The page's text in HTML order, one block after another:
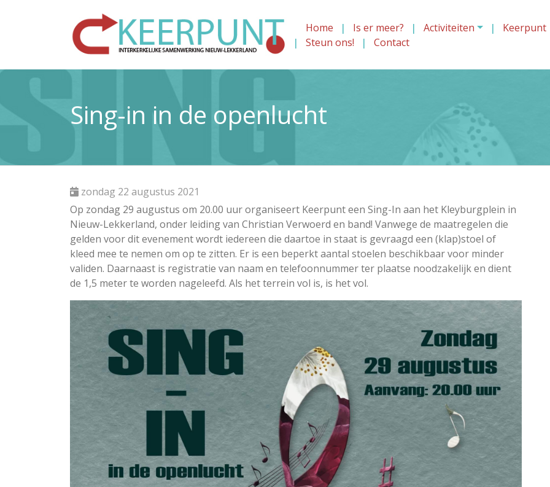
Home Is er meer? Activiteiten Keerpunt
Steun ons!
Contact
Sing-in in de openlucht
zondag 22 augustus 2021
Op zondag 29 augustus om 20.00 uur organiseert Keerpunt een Sing-In aan het Kleyburgplein in
Nieuw-Lekkerland, onder leiding van Christian Verwoerd en band! Vanwege de maatregelen die
gelden voor dit evenement wordt iedereen die daartoe in staat is gevraagd een (klap)stoel of
kleed mee te nemen om op te zitten. Er is een beperkt aantal stoelen beschikbaar voor minder
validen. Daarnaast is registratie van naam en telefoonnummer ter plaatse noodzakelijk en dient
de 1,5 meter te worden nageleefd. Als het terrein vol is, is het vol.